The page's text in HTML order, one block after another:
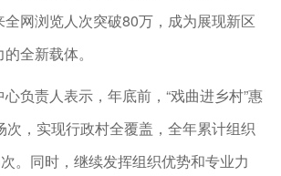
网浏览人次突破80万，成为展现新区
全新载体。
责人表示，年底前，“戏曲进乡村”惠
次，实现行政村全覆盖，全年累计组织
。同时，继续发挥组织优势和专业力